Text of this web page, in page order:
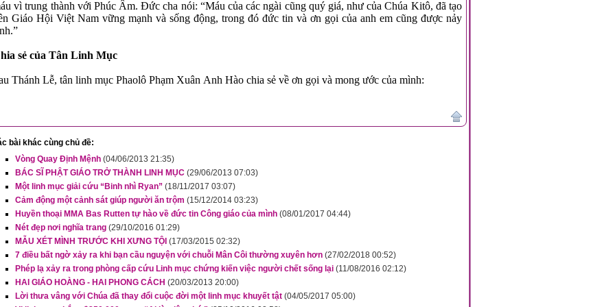
vì trung thành với Phúc Âm. Đức cha nói: “Máu của các ngài cũng quý giá, như của Chúa Kitô, đã tạo
Giáo Hội Việt Nam vững mạnh và sống động, trong đó đức tin và ơn gọi của anh em cũng được nảy
sẻ của Tân Linh Mục
Thánh Lễ, tân linh mục Phaolô Phạm Xuân Anh Hào chia sẻ về ơn gọi và mong ước của mình:
bài khác cùng chủ đề:
Vòng Quay Định Mệnh (04/06/2013 21:35)
BÁC SĨ PHẬT GIÁO TRỞ THÀNH LINH MỤC (29/06/2013 07:03)
Một linh mục giải cứu “Binh nhì Ryan” (18/11/2017 03:07)
Cảm động một cảnh sát giúp người ăn trộm (15/12/2014 03:23)
Huyền thoại MMA Bas Rutten tự hào về đức tin Công giáo của mình (08/01/2017 04:44)
Nét đẹp nơi nghĩa trang (29/10/2016 01:29)
MẪU XÉT MÌNH TRƯỚC KHI XƯNG TỘI (17/03/2015 02:32)
7 điều bất ngờ xảy ra khi bạn cầu nguyện với chuỗi Mân Côi thường xuyên hơn (27/02/2018 00:52)
Phép lạ xảy ra trong phòng cấp cứu Linh mục chứng kiến việc người chết sống lại (11/08/2016 02:12)
HAI GIÁO HOÀNG - HAI PHONG CÁCH (20/03/2013 20:00)
Lời thưa vâng với Chúa đã thay đổi cuộc đời một linh mục khuyết tật (04/05/2017 05:00)